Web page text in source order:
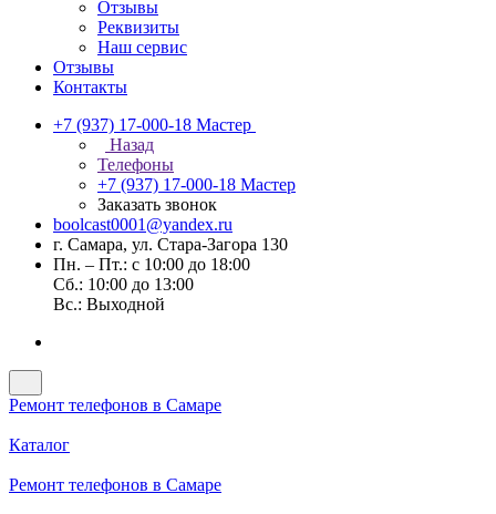
Отзывы
Реквизиты
Наш сервис
Отзывы
Контакты
+7 (937) 17-000-18 Мастер
Назад
Телефоны
+7 (937) 17-000-18 Мастер
Заказать звонок
boolcast0001@yandex.ru
г. Самара, ул. Стара-Загора 130
Пн. – Пт.: с 10:00 до 18:00
Сб.: 10:00 до 13:00
Вс.: Выходной
Ремонт телефонов в Самаре
Каталог
Ремонт телефонов в Самаре